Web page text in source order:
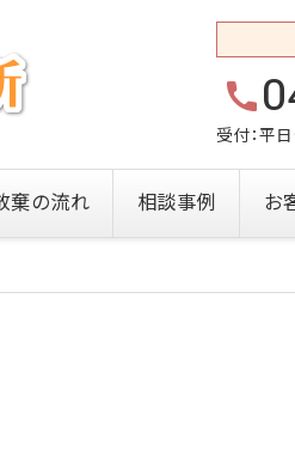
受付：平
棄の流れ 相談事例 お